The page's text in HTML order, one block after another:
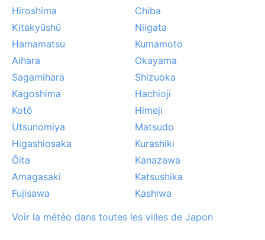
Hiroshima
Chiba
Kitakyūshū
Niigata
Hamamatsu
Kumamoto
Aihara
Okayama
Sagamihara
Shizuoka
Kagoshima
Hachioji
Kotō
Himeji
Utsunomiya
Matsudo
Higashiosaka
Kurashiki
Ōita
Kanazawa
Amagasaki
Katsushika
Fujisawa
Kashiwa
Voir la météo dans toutes les villes de Japon